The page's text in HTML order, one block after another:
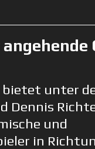
bietet unter
Dennis
und
in